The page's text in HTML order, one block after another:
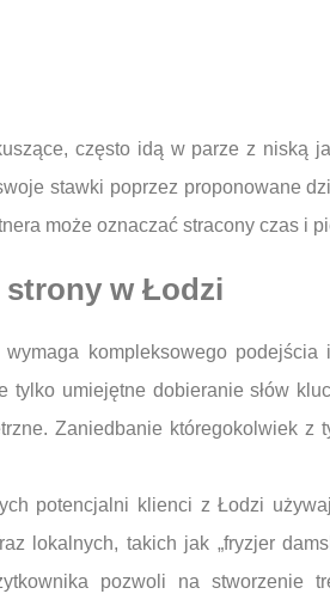
często idą w parze z niską
stawki poprzez proponowane
może oznaczać stracony czas i
strony w Łodzi
kompleksowego podejścia
umiejętne dobieranie słów
Zaniedbanie któregokolwiek z
potencjalni klienci z Łodzi
lokalnych, takich jak „fryzjer
pozwoli na stworzenie